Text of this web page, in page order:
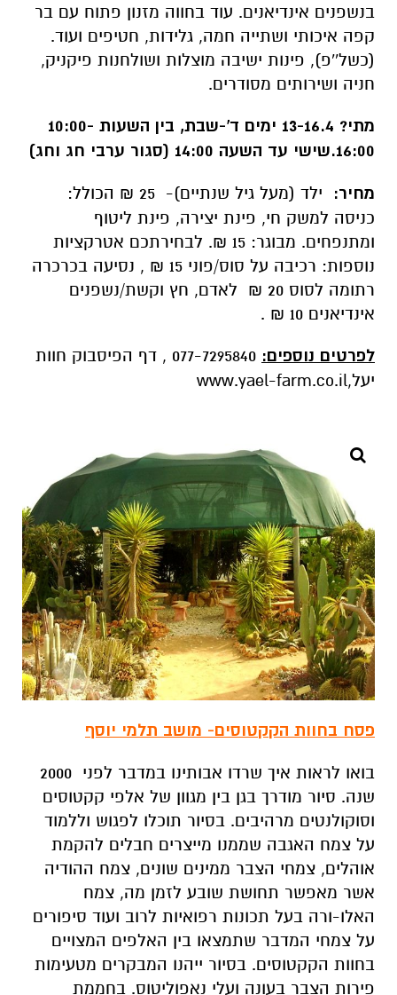
בנשפנים אינדיאנים. עוד בחווה מזנון פתוח עם בר
קפה איכותי ושתייה חמה, גלידות, חטיפים ועוד.
(כשל''פ), פינות ישיבה מוצלות ושולחנות פיקניק,
חניה ושירותים מסודרים.
מתי?
13-16.4 ימים ד'-שבת, בין השעות 10:00-
16:00.שישי עד השעה 14:00 (סגור ערבי חג וחג)
מחיר:
ילד (מעל גיל שנתיים)- 25 ₪ הכולל:
כניסה למשק חי, פינת יצירה, פינת ליטוף
ומתנפחים. מבוגר: 15 ₪. לבחירתכם אטרקציות
נוספות: רכיבה על סוס/פוני 15 ₪ , נסיעה בכרכרה
רתומה לסוס 20 ₪ לאדם, חץ וקשת/נשפנים
אינדיאנים 10 ₪ .
לפרטים נוספים:
077-7295840 , דף הפיסבוק חוות
יעל,www.yael-farm.co.il
פסח בחוות הקקטוסים- מושב תלמי יוסף
בואו לראות איך שרדו אבותינו במדבר לפני 2000
שנה. סיור מודרך בגן בין מגוון של אלפי קקטוסים
וסוקולנטים מרהיבים. בסיור תוכלו לפגוש וללמוד
על צמח האגבה שממנו מייצרים חבלים להקמת
אוהלים, צמחי הצבר ממינים שונים, צמח ההודיה
אשר מאפשר תחושת שובע לזמן מה, צמח
האלו-ורה בעל תכונות רפואיות לרוב ועוד סיפורים
על צמחי המדבר שתמצאו בין האלפים המצויים
בחוות הקקטוסים. בסיור ייהנו המבקרים מטעימות
פירות הצבר בעונה ועלי נאפוליטוס. בחממת